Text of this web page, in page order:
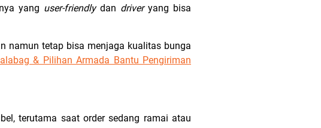
yang user-friendlydan driveryang bisa
namun tetap bisa menjaga kualitas bunga
& Pilihan Armada Bantu Pengiriman
terutama saat order sedang ramai atau